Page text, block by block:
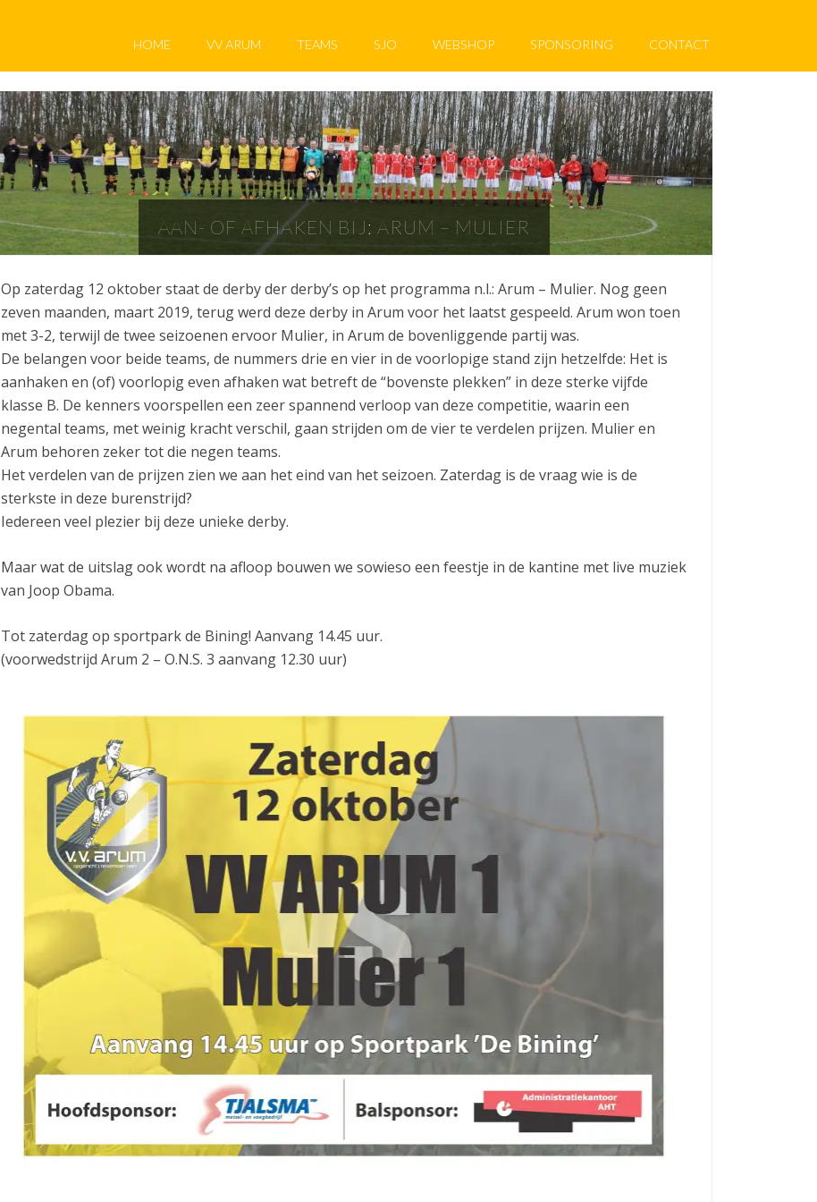
HOME VV ARUM TEAMS SJO WEBSHOP SPONSORING CONTACT
AAN- OF AFHAKEN BIJ: ARUM – MULIER
Op zaterdag 12 oktober staat de derby der derby’s op het programma n.l.: Arum – Mulier. Nog geen
zeven maanden, maart 2019, terug werd deze derby in Arum voor het laatst gespeeld. Arum won toen
met 3-2, terwijl de twee seizoenen ervoor Mulier, in Arum de bovenliggende partij was.
De belangen voor beide teams, de nummers drie en vier in de voorlopige stand zijn hetzelfde: Het is
aanhaken en (of) voorlopig even afhaken wat betreft de “bovenste plekken” in deze sterke vijfde
klasse B. De kenners voorspellen een zeer spannend verloop van deze competitie, waarin een
negental teams, met weinig kracht verschil, gaan strijden om de vier te verdelen prijzen. Mulier en
Arum behoren zeker tot die negen teams.
Het verdelen van de prijzen zien we aan het eind van het seizoen. Zaterdag is de vraag wie is de
sterkste in deze burenstrijd?
Iedereen veel plezier bij deze unieke derby.
Maar wat de uitslag ook wordt na afloop bouwen we sowieso een feestje in de kantine met live muziek
van Joop Obama.
Tot zaterdag op sportpark de Bining! Aanvang 14.45 uur.
(voorwedstrijd Arum 2 – O.N.S. 3 aanvang 12.30 uur)